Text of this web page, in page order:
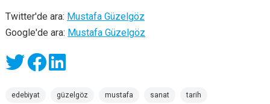
Twitter'de ara: Mustafa Güzelgöz
Google'de ara: Mustafa Güzelgöz
edebiyat güzelgöz mustafa sanat tarih